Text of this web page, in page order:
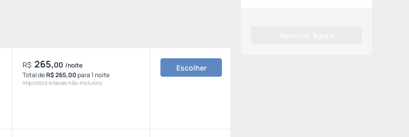
R$ 265,00 /noite
Total deR$ 265,00para 1 noite
Impostos e taxas não inclusos
Escolher